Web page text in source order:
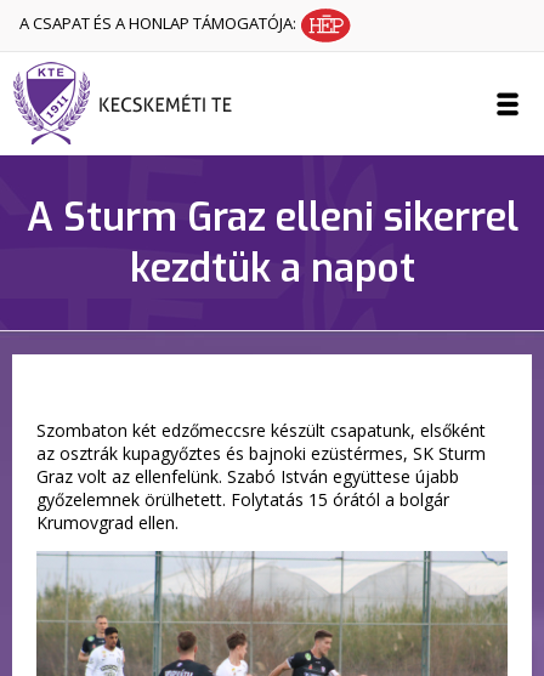
A CSAPAT ÉS A HONLAP TÁMOGATÓJA:
A Sturm Graz elleni sikerrel
kezdtük a napot
Szombaton két edzőmeccsre készült csapatunk, elsőként
az osztrák kupagyőztes és bajnoki ezüstérmes, SK Sturm
Graz volt az ellenfelünk. Szabó István együttese újabb
győzelemnek örülhetett. Folytatás 15 órától a bolgár
Krumovgrad ellen.